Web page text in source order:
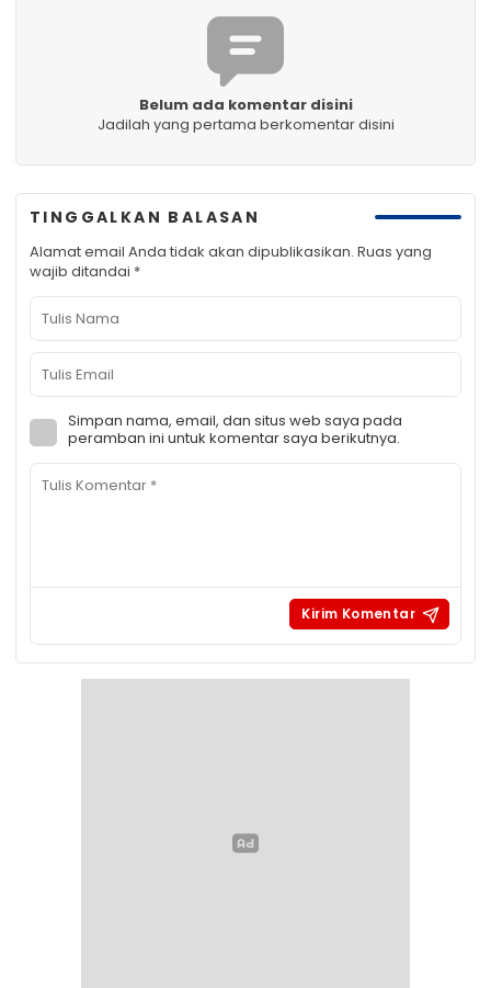
Belum ada komentar disini
Jadilah yang pertama berkomentar disini
TINGGALKAN BALASAN
Alamat email Anda tidak akan dipublikasikan. Ruas yang
wajib ditandai *
Simpan nama, email, dan situs web saya pada
peramban ini untuk komentar saya berikutnya.